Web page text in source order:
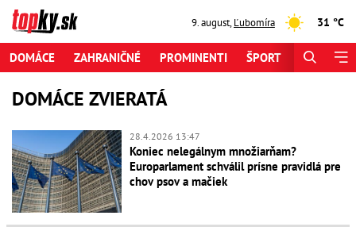
9. august,Ľubomíra 31 °C
DOMÁCE ZAHRANIČNÉ PROMINENTI ŠPORT
DOMÁCE ZVIERATÁ
28.4.2026 13:47
Koniec nelegálnym množiarňam?
Europarlament schválil prísne pravidlá pre
chov psov a mačiek